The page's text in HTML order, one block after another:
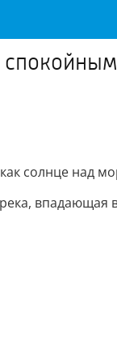
солнце над
впадающая